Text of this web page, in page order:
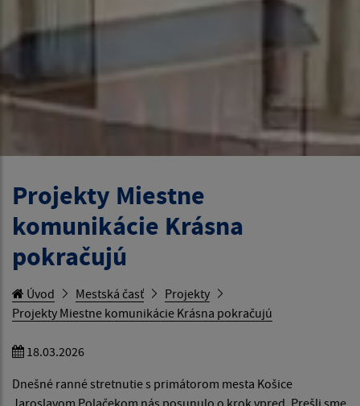
Projekty Miestne
komunikácie Krásna
pokračujú
Úvod Mestská časť
Projekty
Projekty Miestne komunikácie Krásna pokračujú
18.03.2026
Dnešné ranné stretnutie s primátorom mesta Košice
Jaroslavom Polačekom nás posunulo o krok vpred. Prešli sme